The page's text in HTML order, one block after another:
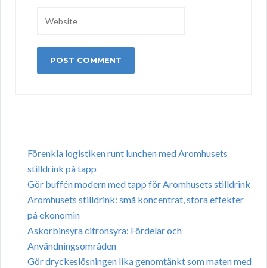
Förenkla logistiken runt lunchen med Aromhusets
stilldrink på tapp
Gör buffén modern med tapp för Aromhusets stilldrink
Aromhusets stilldrink: små koncentrat, stora effekter
på ekonomin
Askorbinsyra citronsyra: Fördelar och
Användningsområden
Gör dryckeslösningen lika genomtänkt som maten med